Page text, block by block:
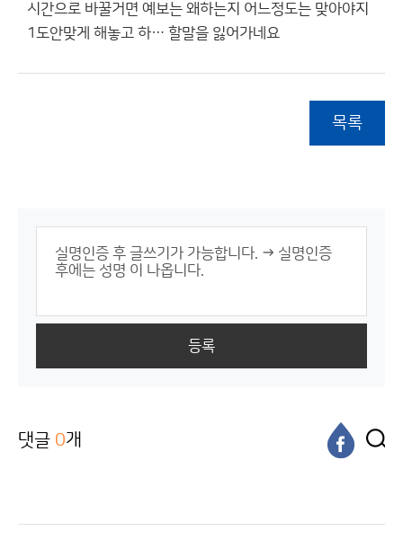
시간으로 바꿀거면 예보는 왜하는지 어느정도는 맞아야지
1도안맞게 해놓고 하… 할말을 잃어가네요
목록
등록
댓글 0개